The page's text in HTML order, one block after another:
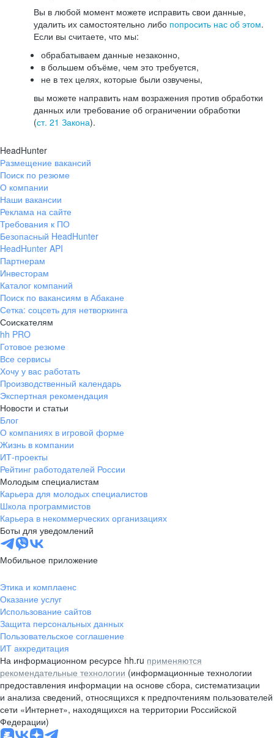
Вы в любой момент можете исправить свои данные,
удалить их самостоятельно либо попросить нас об этом.
Если вы считаете, что мы:
обрабатываем данные незаконно,
в большем объёме, чем это требуется,
не в тех целях, которые были озвучены,
вы можете направить нам возражения против обработки
данных или требование об ограничении обработки
(ст. 21 Закона).
HeadHunter
Размещение вакансий
Поиск по резюме
О компании
Наши вакансии
Реклама на сайте
Требования к ПО
Безопасный HeadHunter
HeadHunter API
Партнерам
Инвесторам
Каталог компаний
Поиск по вакансиям в Абакане
Сетка: соцсеть для нетворкинга
Соискателям
hh PRO
Готовое резюме
Все сервисы
Хочу у вас работать
Производственный календарь
Экспертная рекомендация
Новости и статьи
Блог
О компаниях в игровой форме
Жизнь в компании
ИТ-проекты
Рейтинг работодателей России
Молодым специалистам
Карьера для молодых специалистов
Школа программистов
Карьера в некоммерческих организациях
Боты для уведомлений
Мобильное приложение
Этика и комплаенс
Оказание услуг
Использование сайтов
Защита персональных данных
Пользовательское соглашение
ИТ аккредитация
На информационном ресурсе hh.ru применяются
рекомендательные технологии (информационные технологии
предоставления информации на основе сбора, систематизации
и анализа сведений, относящихся к предпочтениям пользователей
сети «Интернет», находящихся на территории Российской
Федерации)